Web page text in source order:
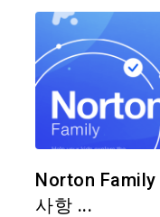
Norton Family
사항 ...